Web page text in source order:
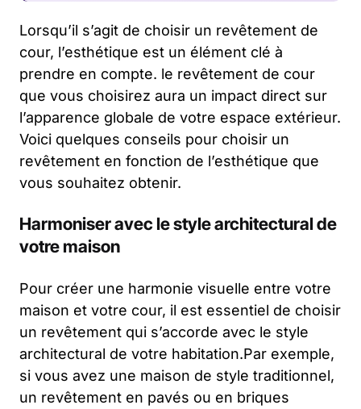
Lorsqu’il s’agit de choisir un revêtement de
cour, l’esthétique est un élément clé à
prendre en compte. le revêtement de cour
que vous choisirez aura un impact direct sur
l’apparence globale de votre espace extérieur.
Voici quelques conseils pour choisir un
revêtement en fonction de l’esthétique que
vous souhaitez obtenir.
Harmoniser avec le style architectural de
votre maison
Pour créer une harmonie visuelle entre votre
maison et votre cour, il est essentiel de choisir
un revêtement qui s’accorde avec le style
architectural de votre habitation.Par exemple,
si vous avez une maison de style traditionnel,
un revêtement en pavés ou en briques